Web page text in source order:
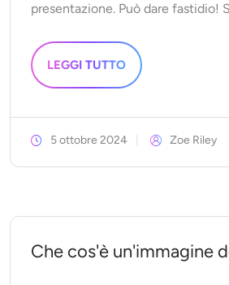
presentazione. Può dare fastidio!
LEGGI TUTTO
5 ottobre 2024 Zoe Riley
Che cos'è un'immagine